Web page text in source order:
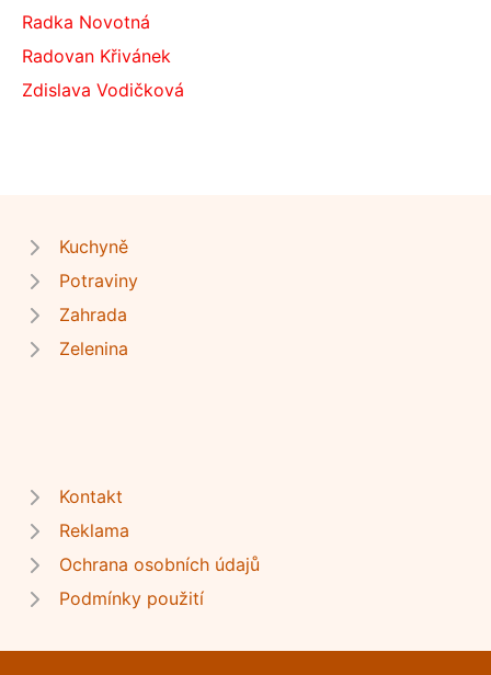
Radka Novotná
Radovan Křivánek
Zdislava Vodičková
Kuchyně
Potraviny
Zahrada
Zelenina
Kontakt
Reklama
Ochrana osobních údajů
Podmínky použití